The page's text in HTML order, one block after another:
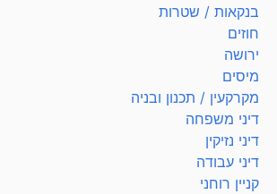
בנקאות / שטרות
חוזים
ירושה
מיסים
מקרקעין / תכנון ובניה
דיני משפחה
דיני נזיקין
דיני עבודה
קניין רוחני